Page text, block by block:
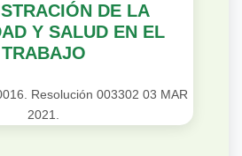
DE LA
Y SALUD EN EL
TRABAJO
Resolución 003302 03 MAR
2021.